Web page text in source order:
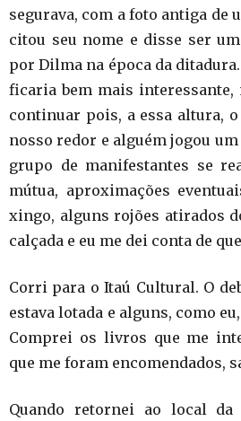
segurava, com a foto antiga de
citou seu nome e disse ser
por Dilma na época da
ficaria bem mais interessante,
continuar pois, a essa altura,
nosso redor e alguém jogou
grupo de manifestantes se
mútua, aproximações
xingo, alguns rojões atirados
calçada e eu me dei conta de
Corri para o Itaú Cultural. O
estava lotada e alguns, como
Comprei os livros que me
que me foram encomendados,
Quando retornei ao local da